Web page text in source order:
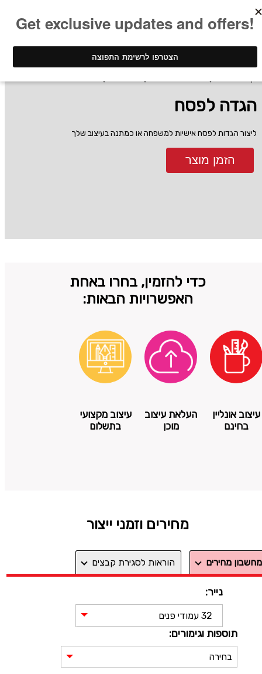
הגדה לפסח
ליצור הגדות לפסח אישיות למשפחה או כמתנה בעיצוב שלך
הזמן מוצר
כדי להזמין, בחרו באחת
האפשרויות הבאות:
עיצוב אונליין
בחינם
העלאת עיצוב
מוכן
עיצוב מקצועי
בתשלום
מחירים וזמני ייצור
מחשבון מחירים הוראות לסגירת קבצים
נייר:
32 עמודי פנים
תוספות וגימורים:
בחירה